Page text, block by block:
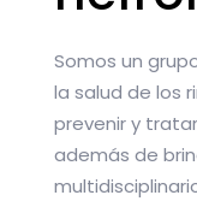
Somos un
la salud de los
prevenir y
además de